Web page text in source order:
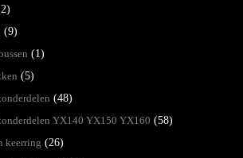
(9)
(1)
(5)
(48)
YX140 YX150 YX160 (58)
keerring (26)